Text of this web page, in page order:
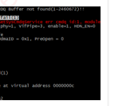
IPU